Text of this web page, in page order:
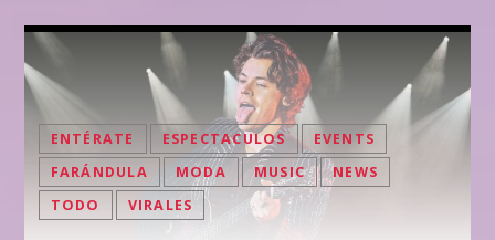
ENTÉRATE ESPECTACULOS
EVENTS
FARÁNDULA
MODA MUSIC
NEWS
TODO
VIRALES